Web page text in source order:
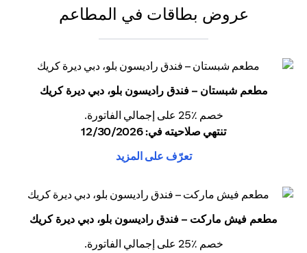
عروض بطاقات في المطاعم
مطعم شبستان – فندق راديسون بلو، دبي ديرة كريك
خصم ٪25 على إجمالي الفاتورة.
تنتهي صلاحيته في: 12/30/2026
تعرّف على المزيد
مطعم فيش ماركت – فندق راديسون بلو، دبي ديرة كريك
خصم ٪25 على إجمالي الفاتورة.